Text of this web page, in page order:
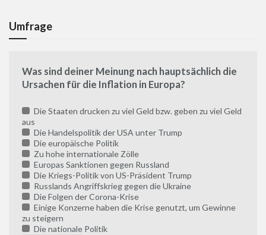
Umfrage
Was sind deiner Meinung nach hauptsächlich die
Ursachen für die Inflation in Europa?
Die Staaten drucken zu viel Geld bzw. geben zu viel Geld
aus
Die Handelspolitik der USA unter Trump
Die europäische Politik
Zu hohe internationale Zölle
Europas Sanktionen gegen Russland
Die Kriegs-Politik von US-Präsident Trump
Russlands Angriffskrieg gegen die Ukraine
Die Folgen der Corona-Krise
Einige Konzerne haben die Krise genutzt, um Gewinne
zu steigern
Die nationale Politik